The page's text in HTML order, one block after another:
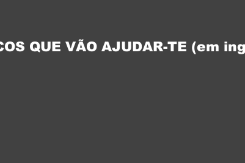
QUE VÃO AJUDAR-TE (em